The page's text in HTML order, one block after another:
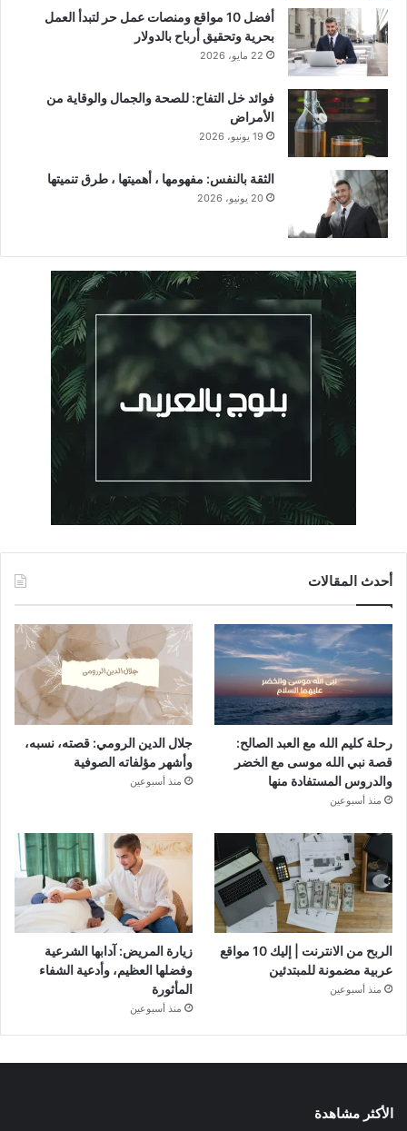
أفضل 10 مواقع ومنصات عمل حر لتبدأ العمل
بحرية وتحقيق أرباح بالدولار
22 مايو، 2026
فوائد خل التفاح: للصحة والجمال والوقاية من
الأمراض
19 يونيو، 2026
الثقة بالنفس: مفهومها ، أهميتها ، طرق تنميتها
20 يونيو، 2026
أحدث المقالات
رحلة كليم الله مع العبد الصالح:
قصة نبي الله موسى مع الخضر
والدروس المستفادة منها
منذ أسبوعين
جلال الدين الرومي: قصته، نسبه،
وأشهر مؤلفاته الصوفية
منذ أسبوعين
الربح من الانترنت | إليك 10 مواقع
عربية مضمونة للمبتدئين
منذ أسبوعين
زيارة المريض: آدابها الشرعية
وفضلها العظيم، وأدعية الشفاء
المأثورة
منذ أسبوعين
الأكثر مشاهدة